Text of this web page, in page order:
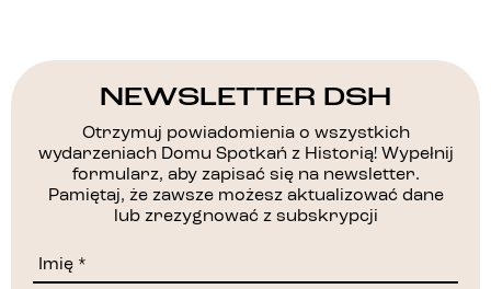
NEWSLETTER DSH
Otrzymuj powiadomienia o wszystkich
wydarzeniach Domu Spotkań z Historią! Wypełnij
formularz, aby zapisać się na newsletter.
Pamiętaj, że zawsze możesz aktualizować dane
lub zrezygnować z subskrypcji